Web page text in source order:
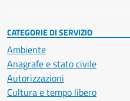
CATEGORIE DI SERVIZIO
Ambiente
Anagrafe e stato civile
Autorizzazioni
Cultura e tempo libero